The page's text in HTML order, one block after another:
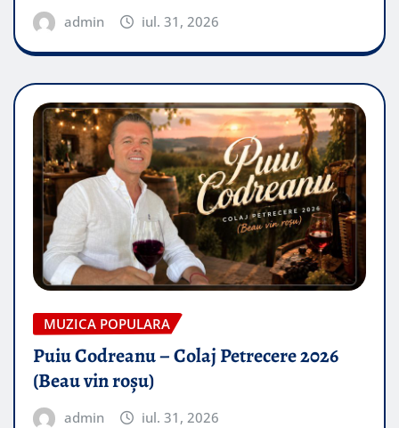
admin iul. 31, 2026
MUZICA POPULARA
Puiu Codreanu – Colaj Petrecere 2026
(Beau vin roșu)
admin iul. 31, 2026